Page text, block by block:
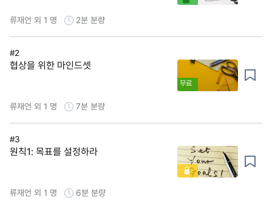
류재언 외 1 명 2분 분량
#2
협상을 위한 마인드셋
무료
류재언 외 1 명 7분 분량
#3
원칙1: 목표를 설정하라
류재언 외 1 명 6분 분량